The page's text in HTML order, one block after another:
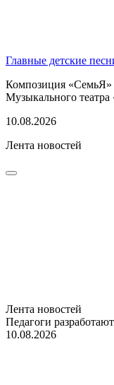
Главные детские
Композиция
Музыкального
10.08.2026
Лента новостей
Лента новостей
Педагоги
10.08.2026